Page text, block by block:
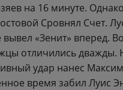
на 16 минуте.
Сровнял Счет.
вывел «Зенит» вперед.
отличились дважды.
удар нанес
время забил Луис